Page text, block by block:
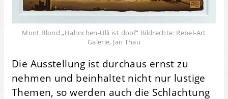
Mont Blond „Hähnchen-Ulli ist doof“ Bildrechte: Rebel-Art
Galerie, Jan Thau
Die Ausstellung ist durchaus ernst zu
nehmen und beinhaltet nicht nur lustige
Themen, so werden auch die Schlachtung